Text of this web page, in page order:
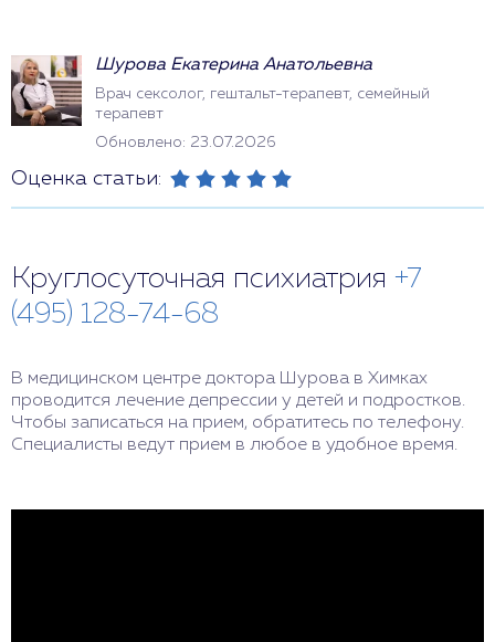
Шурова Екатерина Анатольевна
Врач сексолог, гештальт-терапевт, семейный
терапевт
Обновлено: 23.07.2026
Оценка статьи:
Круглосуточная психиатрия +7
(495) 128-74-68
В медицинском центре доктора Шурова в Химках
проводится лечение депрессии у детей и подростков.
Чтобы записаться на прием, обратитесь по телефону.
Специалисты ведут прием в любое в удобное время.